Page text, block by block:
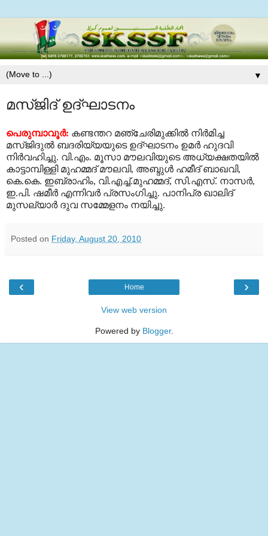
▼
മസ്ജിദ് ഉദ്ഘാടനം
പെരുമ്പാവൂര്‍: കണ്ടന്തറ മഞ്ചേരിമുക്കില്‍ നിര്‍മിച്ച
മസ്ജിദുല്‍ ബദരിയ്യയുടെ ഉദ്ഘാടനം ഉമര്‍ ഹുദവി
നിര്‍വഹിച്ചു. വി.എം. മൂസാ മൗലവിയുടെ അധ്യക്ഷതയില്‍
കാട്ടാമ്പിള്ളി മുഹമ്മദ് മൗലവി, അബ്ദുള്‍ ഹമീദ് ബാഖവി,
കെ.കെ. ഇബ്രാഹിം, വി.എച്ച്.മുഹമ്മദ്, സി.എസ്. നാസര്‍,
ഇ.പി. ഷമീര്‍ എന്നിവര്‍ പ്രസംഗിച്ചു. പാനിപ്ര ഖാലിദ്
മുസല്യാര്‍ ദുവ സമ്മേളനം നയിച്ചു.
Posted on Friday, August 20, 2010
‹ ›
Home
View web version
Powered by Blogger.